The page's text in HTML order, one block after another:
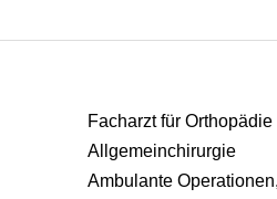
Facharzt für
Allgemeinchirurgie
Ambulante